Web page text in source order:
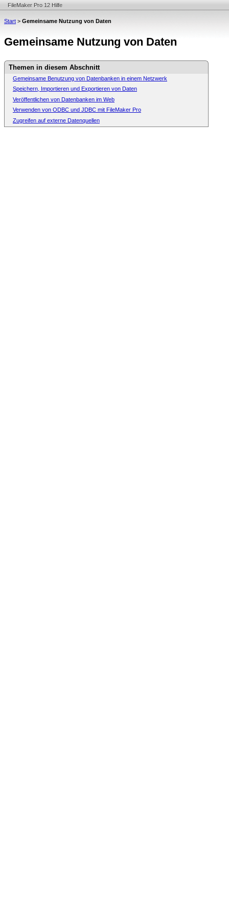
FileMaker Pro 12 Hilfe
Start > Gemeinsame Nutzung von Daten
Gemeinsame Nutzung von Daten
Themen in diesem Abschnitt
Gemeinsame Benutzung von Datenbanken in einem Netzwerk
Speichern, Importieren und Exportieren von Daten
Veröffentlichen von Datenbanken im Web
Verwenden von ODBC und JDBC mit FileMaker Pro
Zugreifen auf externe Datenquellen